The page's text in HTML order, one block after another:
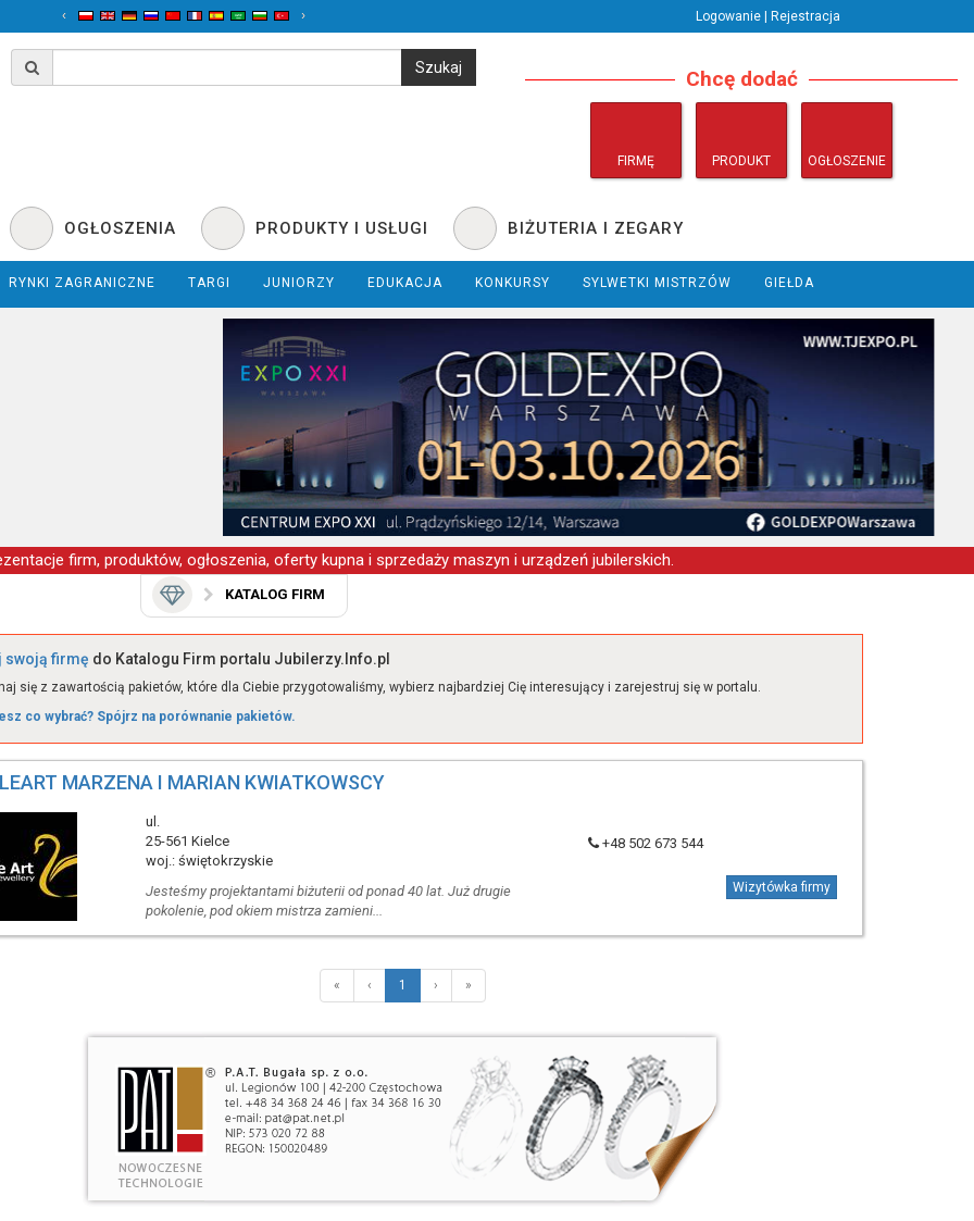
‹ › Logowanie | Rejestracja
Chcę dodać
FIRMĘ PRODUKT OGŁOSZENIE
OGŁOSZENIA PRODUKTY I USŁUGI BIŻUTERIA I ZEGARY
RYNKI ZAGRANICZNE TARGI JUNIORZY EDUKACJA KONKURSY SYLWETKI MISTRZÓW GIEŁDA
firm, produktów, ogłoszenia, oferty kupna i sprzedaży maszyn i urządzeń jubilerskich.
KATALOG FIRM
swoją firmę do Katalogu Firm portalu Jubilerzy.Info.pl
się z zawartością pakietów, które dla Ciebie przygotowaliśmy, wybierz najbardziej Cię interesujący i zarejestruj się w portalu.
co wybrać? Spójrz na porównanie pakietów.
MARZENA I MARIAN KWIATKOWSCY
ul.
25-561 Kielce
woj.: świętokrzyskie
Jesteśmy projektantami biżuterii od ponad 40 lat. Już drugie
pokolenie, pod okiem mistrza zamieni...
+48 502 673 544
Wizytówka firmy
« ‹ 1 › »